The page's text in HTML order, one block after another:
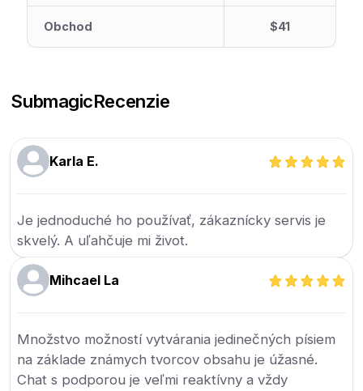
Obchod $41
SubmagicRecenzie
Karla E.
Je jednoduché ho používať, zákaznícky servis je
skvelý. A uľahčuje mi život.
Mihcael La
Množstvo možností vytvárania jedinečných písiem
na základe známych tvorcov obsahu je úžasné.
Chat s podporou je veľmi reaktívny a vždy